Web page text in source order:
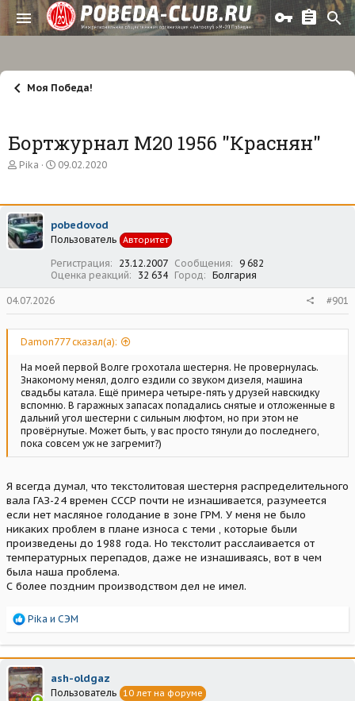
Моя Победа!
Бортжурнал М20 1956 "Краснян"
А
о
р
т
е
Pika
Д
а
а
ч
л
а
09.02.2020
pobedovod
Пользователь Авторитет
Регистрация 23.12.2007 Сообщения
9 682
Оценка реакций
32 634 Город Болгария
04.07.2026 #901
Damon777 сказал(а):
На моей первой Волге грохотала шестерня. Не провернулась.
Знакомому менял, долго ездили со звуком дизеля, машина
свадьбы катала. Ещё примера четыре-пять у друзей навскидку
вспомню. В гаражных запасах попадались снятые и отложенные в
дальний угол шестерни с сильным люфтом, но при этом не
провёрнутые. Может быть, у вас просто тянули до последнего,
пока совсем уж не загремит?)
Я всегда думал, что текстолитовая шестерня распределительного
вала ГАЗ-24 времен СССР почти не изнашивается, разумеется
если нет масляное голодание в зоне ГРМ. У меня не было
никаких проблем в плане износа с теми , которые были
произведены до 1988 года. Но текстолит расслаивается от
температурных перепадов, даже не изнашиваясь, вот в чем
была наша проблема.
С более поздним производством дел не имел.
Р
а
к
ц
и
и
Pika и СЭМ
ash-oldgaz
Пользователь 10 лет на форуме